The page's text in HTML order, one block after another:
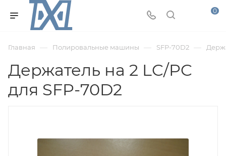
0
Главная — Полировальные машины — SFP-70D2 —
Держатель на 2 LC/PC
для SFP-70D2